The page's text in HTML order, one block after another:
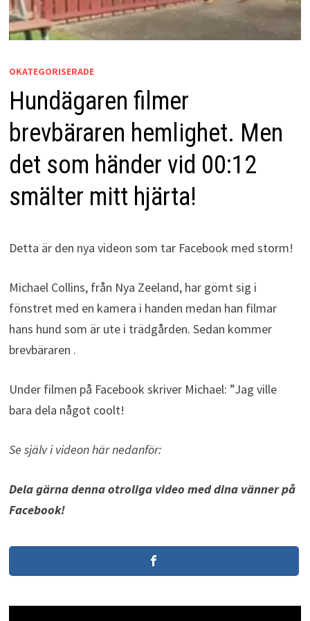
OKATEGORISERADE
Hundägaren filmer
brevbäraren hemlighet. Men
det som händer vid 00:12
smälter mitt hjärta!
Detta är den nya videon som tar Facebook med storm!
Michael Collins, från Nya Zeeland, har gömt sig i
fönstret med en kamera i handen medan han filmar
hans hund som är ute i trädgården. Sedan kommer
brevbäraren .
Under filmen på Facebook skriver Michael: ”Jag ville
bara dela något coolt!
Se själv i videon här nedanför:
Dela gärna denna otroliga video med dina vänner på
Facebook!